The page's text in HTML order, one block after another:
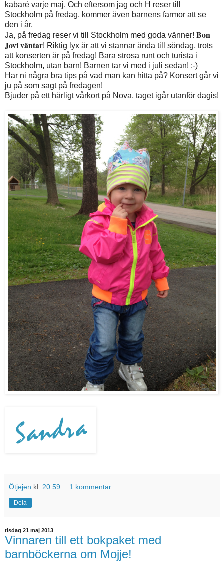
kabaré varje maj. Och eftersom jag och H reser till
Stockholm på fredag, kommer även barnens farmor att se
den i år.
Ja, på fredag reser vi till Stockholm med goda vänner! Bon
Jovi väntar! Riktig lyx är att vi stannar ända till söndag, trots
att konserten är på fredag! Bara strosa runt och turista i
Stockholm, utan barn! Barnen tar vi med i juli sedan! :-)
Har ni några bra tips på vad man kan hitta på? Konsert går vi
ju på som sagt på fredagen!
Bjuder på ett härligt vårkort på Nova, taget igår utanför dagis!
Ötjejen kl. 20:59 1 kommentar:
Dela
tisdag 21 maj 2013
Vinnaren till ett bokpaket med
barnböckerna om Mojje!